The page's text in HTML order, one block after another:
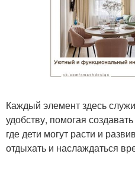
Каждый элемент здесь
удобству, помогая
где дети могут расти и
отдыхать и наслаждаться